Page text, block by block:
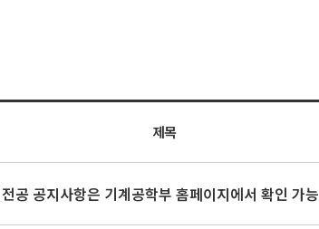
제목
공 공지사항은 기계공학부 홈페이지에서 확인 가능